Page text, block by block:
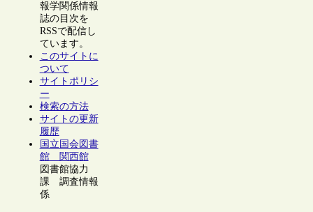
報学関係情報
誌の目次を
RSSで配信し
ています。
このサイトに
ついて
サイトポリシ
ー
検索の方法
サイトの更新
履歴
国立国会図書
館 関西館
図書館協力
課 調査情報
係